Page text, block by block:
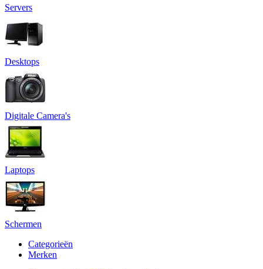
Servers
Desktops
Digitale Camera's
Laptops
Schermen
Categorieën
Merken